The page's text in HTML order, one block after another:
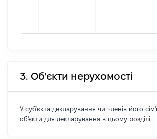
3. Об'єкти нерухомості
У суб'єкта декларування чи членів його сім'ї
об'єкти для декларування в цьому розділі.